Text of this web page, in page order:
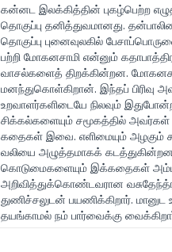
கன்னட இலக்கித்தின் புகழ்பெற்ற
தொகுப்பு தனித்துவமானது.
தொகுப்பு புனைவுலகில்
பற்றி மோகனசாமி என்னும்
வாசல்களைத் திறக்கின்றன.
மனந்துகொள்கிறான். இந்தப் பிரிவு
உறவாளர்களிடையே நிலவும்
சிக்கல்களையும் சமூகத்தில் அவர்கள்
கதைகள் இவை. எளிமையும் அழகும்
வலியை அழுத்தமாகக் கடத்துகின்றன.
கொடுமைகளையும் இக்கதைகள்
அறிவித்துக்கொண்டவரான
துணிச்சலுடன் பயணிக்கிறார்.
தயங்காமல் நம் பார்வைக்கு